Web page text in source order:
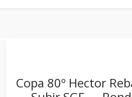
Copa 80º Hector